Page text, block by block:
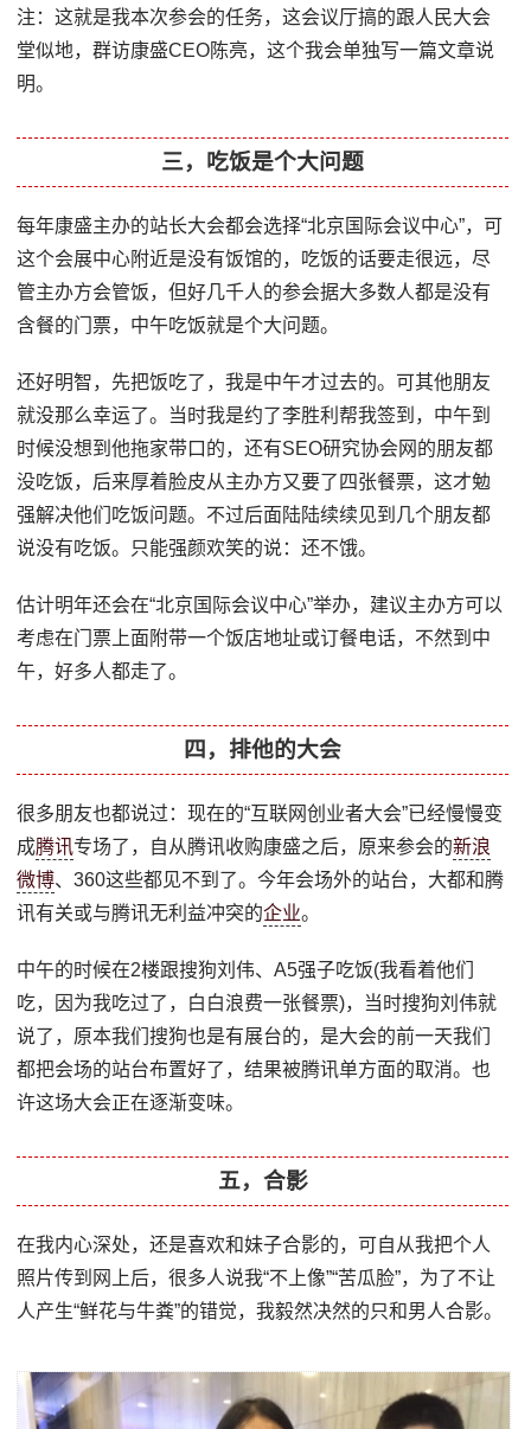
注：这就是我本次参会的任务，这会议厅搞的跟人民大会
堂似地，群访康盛CEO陈亮，这个我会单独写一篇文章说
明。
三，吃饭是个大问题
每年康盛主办的站长大会都会选择“北京国际会议中心”，可
这个会展中心附近是没有饭馆的，吃饭的话要走很远，尽
管主办方会管饭，但好几千人的参会据大多数人都是没有
含餐的门票，中午吃饭就是个大问题。
还好明智，先把饭吃了，我是中午才过去的。可其他朋友
就没那么幸运了。当时我是约了李胜利帮我签到，中午到
时候没想到他拖家带口的，还有SEO研究协会网的朋友都
没吃饭，后来厚着脸皮从主办方又要了四张餐票，这才勉
强解决他们吃饭问题。不过后面陆陆续续见到几个朋友都
说没有吃饭。只能强颜欢笑的说：还不饿。
估计明年还会在“北京国际会议中心”举办，建议主办方可以
考虑在门票上面附带一个饭店地址或订餐电话，不然到中
午，好多人都走了。
四，排他的大会
很多朋友也都说过：现在的“互联网创业者大会”已经慢慢变
成腾讯专场了，自从腾讯收购康盛之后，原来参会的新浪
微博、360这些都见不到了。今年会场外的站台，大都和腾
讯有关或与腾讯无利益冲突的企业。
中午的时候在2楼跟搜狗刘伟、A5强子吃饭(我看着他们
吃，因为我吃过了，白白浪费一张餐票)，当时搜狗刘伟就
说了，原本我们搜狗也是有展台的，是大会的前一天我们
都把会场的站台布置好了，结果被腾讯单方面的取消。也
许这场大会正在逐渐变味。
五，合影
在我内心深处，还是喜欢和妹子合影的，可自从我把个人
照片传到网上后，很多人说我“不上像”“苦瓜脸”，为了不让
人产生“鲜花与牛粪”的错觉，我毅然决然的只和男人合影。